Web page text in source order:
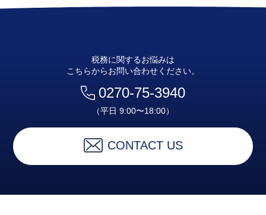
税務に関するお悩みは
こちらからお問い合わせください。
0270-75-3940
（平日 9:00〜18:00）
CONTACT US